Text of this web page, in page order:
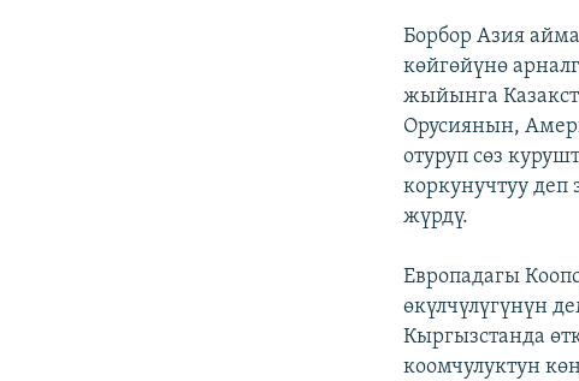
Борбор Азия
көйгөйүнө
жыйынга
Орусиянын,
отуруп сөз
коркунучтуу
жүрдү.
Европадагы
өкүлчүлүгүнүн
Кыргызстанда
коомчулуктун